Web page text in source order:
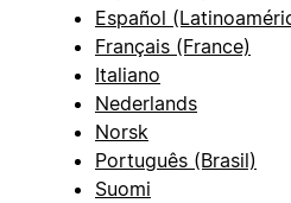
Español
Français (France)
Italiano
Nederlands
Norsk
Português (Brasil)
Suomi